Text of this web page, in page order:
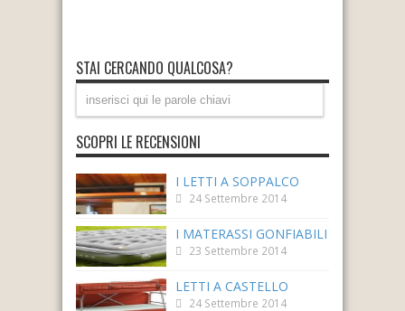
STAI CERCANDO QUALCOSA?
SCOPRI LE RECENSIONI
I LETTI A SOPPALCO
24 Settembre 2014
I MATERASSI GONFIABILI
23 Settembre 2014
LETTI A CASTELLO
24 Settembre 2014